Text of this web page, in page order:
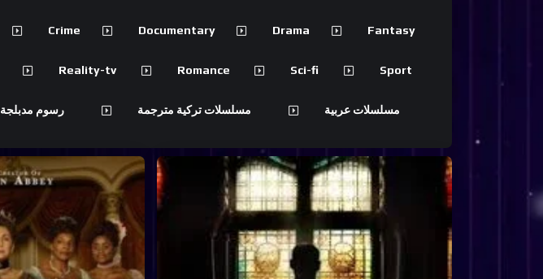
Crime Documentary Drama Fantasy
Reality-tv Romance Sci-fi Sport
رسوم مدبلجة مسلسلات تركية مترجمة مسلسلات عربية